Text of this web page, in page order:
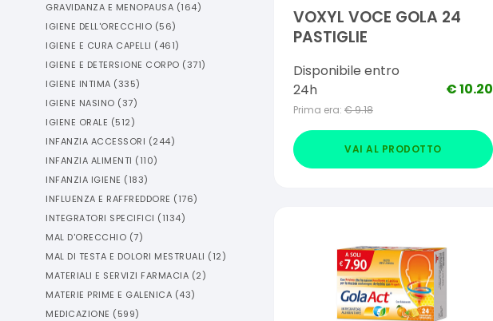
GRAVIDANZA E MENOPAUSA (164)
IGIENE DELL'ORECCHIO (56)
IGIENE E CURA CAPELLI (461)
IGIENE E DETERSIONE CORPO (371)
IGIENE INTIMA (335)
IGIENE NASINO (37)
IGIENE ORALE (512)
INFANZIA ACCESSORI (244)
INFANZIA ALIMENTI (110)
INFANZIA IGIENE (183)
INFLUENZA E RAFFREDDORE (176)
INTEGRATORI SPECIFICI (1134)
MAL D'ORECCHIO (7)
MAL DI TESTA E DOLORI MESTRUALI (12)
MATERIALI E SERVIZI FARMACIA (2)
MATERIE PRIME E GALENICA (43)
MEDICAZIONE (599)
VOXYL VOCE GOLA 24
PASTIGLIE
Disponibile entro
24h
Prima era: €9.18
€10.20
VAI AL PRODOTTO